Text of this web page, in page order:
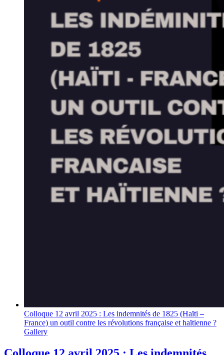
Colloque 12 avril 2025 : Les indemnités de 1825 (Haïti –
France) un outil contre les révolutions française et haïtienne ?
Gallery